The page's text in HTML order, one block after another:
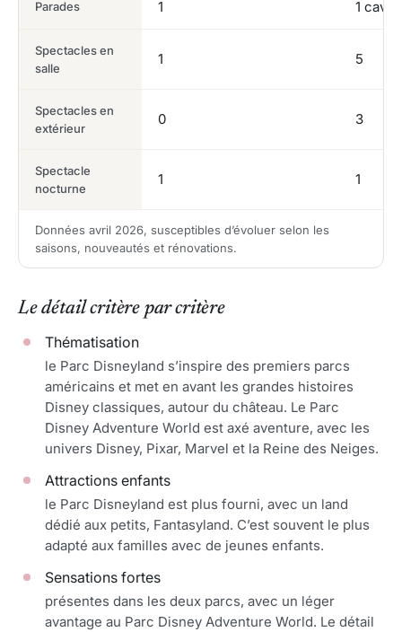
Parades 1 1
Spectacles en
salle
1 5
Spectacles en
extérieur
0 3
Spectacle
nocturne
1 1
Données avril 2026, susceptibles d’évoluer selon les
saisons, nouveautés et rénovations.
Le détail critère par critère
Thématisation
le Parc Disneyland s’inspire des premiers parcs
américains et met en avant les grandes histoires
Disney classiques, autour du château. Le Parc
Disney Adventure World est axé aventure, avec les
univers Disney, Pixar, Marvel et la Reine des Neiges.
Attractions enfants
le Parc Disneyland est plus fourni, avec un land
dédié aux petits, Fantasyland. C’est souvent le plus
adapté aux familles avec de jeunes enfants.
Sensations fortes
présentes dans les deux parcs, avec un léger
avantage au Parc Disney Adventure World. Le détail